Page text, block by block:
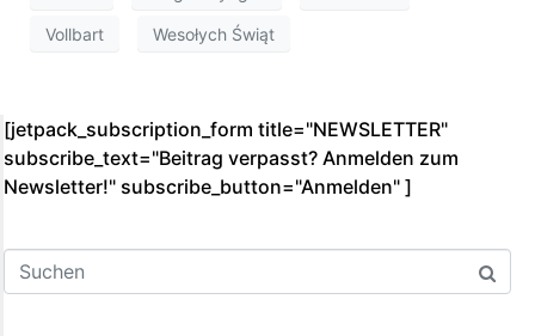
Vollbart Wesołych Świąt
[jetpack_subscription_form title="NEWSLETTER"
subscribe_text="Beitrag verpasst? Anmelden zum
Newsletter!" subscribe_button="Anmelden"­ ]